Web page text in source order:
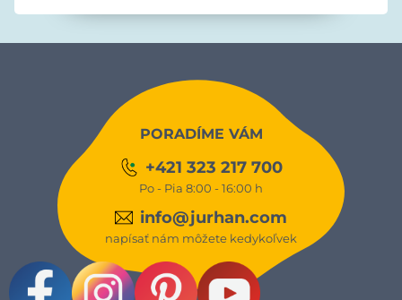
PORADÍME VÁM
+421 323 217 700
Po - Pia 8:00 - 16:00 h
info@jurhan.com
napísať nám môžete kedykoľvek